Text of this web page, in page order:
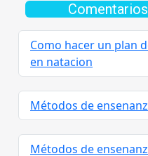
Como hacer un plan
en natacion
Métodos de
Métodos de